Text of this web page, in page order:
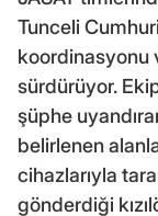
Tunceli
koordinasyonu
sürdürüyor.
şüphe
belirlenen
cihazlarıyla
gönderdiği